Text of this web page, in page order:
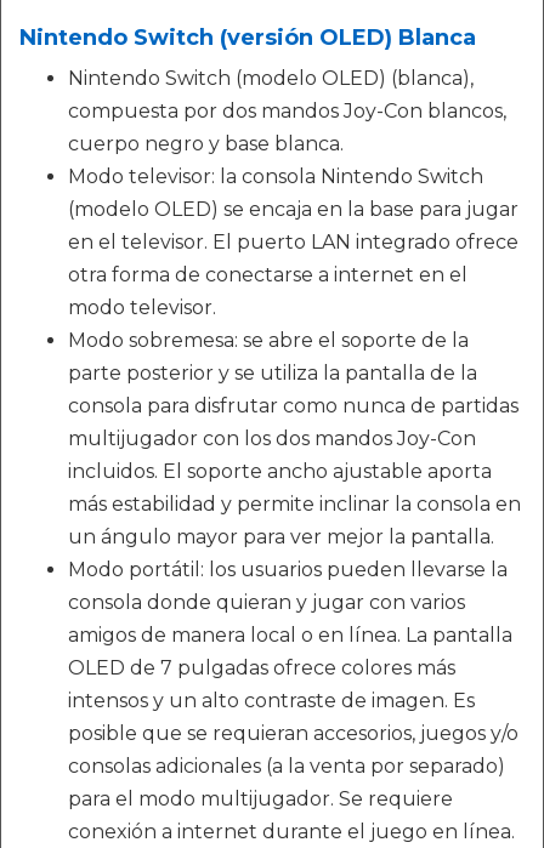
Nintendo Switch (versión OLED) Blanca
Nintendo Switch (modelo OLED) (blanca),
compuesta por dos mandos Joy-Con blancos,
cuerpo negro y base blanca.
Modo televisor: la consola Nintendo Switch
(modelo OLED) se encaja en la base para jugar
en el televisor. El puerto LAN integrado ofrece
otra forma de conectarse a internet en el
modo televisor.
Modo sobremesa: se abre el soporte de la
parte posterior y se utiliza la pantalla de la
consola para disfrutar como nunca de partidas
multijugador con los dos mandos Joy-Con
incluidos. El soporte ancho ajustable aporta
más estabilidad y permite inclinar la consola en
un ángulo mayor para ver mejor la pantalla.
Modo portátil: los usuarios pueden llevarse la
consola donde quieran y jugar con varios
amigos de manera local o en línea. La pantalla
OLED de 7 pulgadas ofrece colores más
intensos y un alto contraste de imagen. Es
posible que se requieran accesorios, juegos y/o
consolas adicionales (a la venta por separado)
para el modo multijugador. Se requiere
conexión a internet durante el juego en línea.